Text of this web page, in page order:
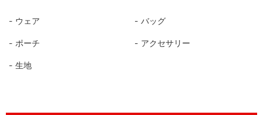
ウェア バッグ
ポーチ アクセサリー
生地